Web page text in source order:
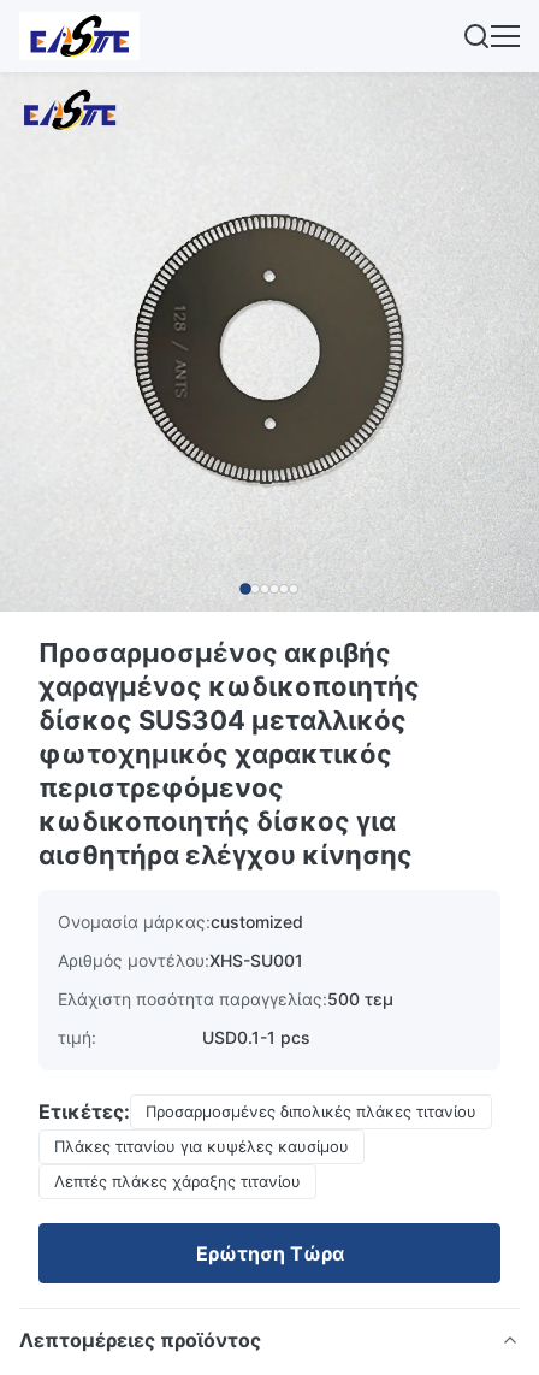
Προσαρμοσμένος ακριβής
χαραγμένος κωδικοποιητής
δίσκος SUS304 μεταλλικός
φωτοχημικός χαρακτικός
περιστρεφόμενος
κωδικοποιητής δίσκος για
αισθητήρα ελέγχου κίνησης
Ονομασία μάρκας:customized
Αριθμός μοντέλου:XHS-SU001
Ελάχιστη ποσότητα παραγγελίας:500 τεμ
τιμή:
USD0.1-1 pcs
Ετικέτες:
Προσαρμοσμένες διπολικές πλάκες τιτανίου
Πλάκες τιτανίου για κυψέλες καυσίμου
Λεπτές πλάκες χάραξης τιτανίου
Ερώτηση Τώρα
Λεπτομέρειες προϊόντος